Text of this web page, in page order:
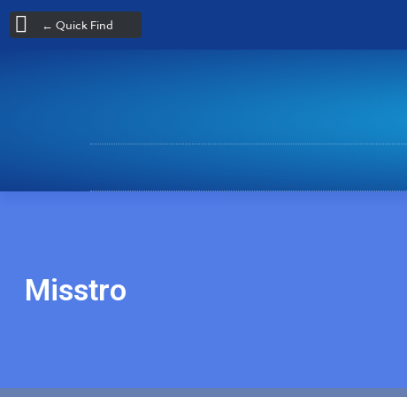
← Quick Find
Misstro